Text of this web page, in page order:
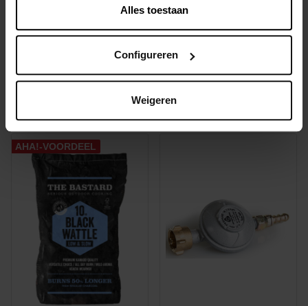
Alles toestaan
Configureren
Weigeren
CP5 Cube propaan Cliq On
5 kg
REVP2 ontspanner propaan
Cliq On
€ 32,67
AHA!-VOORDEEL